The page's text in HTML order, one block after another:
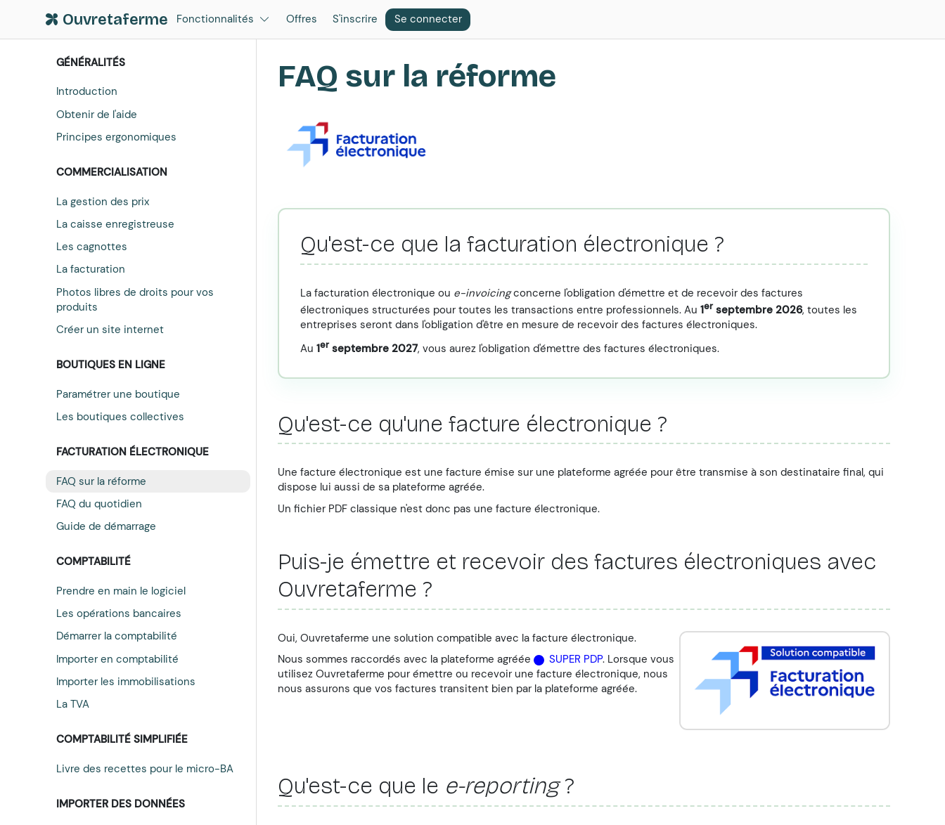
Ouvretaferme Fonctionnalités Offres S'inscrire Se connecter
GÉNÉRALITÉS
Introduction
Obtenir de l'aide
Principes ergonomiques
COMMERCIALISATION
La gestion des prix
La caisse enregistreuse
Les cagnottes
La facturation
Photos libres de droits pour vos
produits
Créer un site internet
BOUTIQUES EN LIGNE
Paramétrer une boutique
Les boutiques collectives
FACTURATION ÉLECTRONIQUE
FAQ sur la réforme
FAQ du quotidien
Guide de démarrage
COMPTABILITÉ
Prendre en main le logiciel
Les opérations bancaires
Démarrer la comptabilité
Importer en comptabilité
Importer les immobilisations
La TVA
COMPTABILITÉ SIMPLIFIÉE
Livre des recettes pour le micro-BA
IMPORTER DES DONNÉES
FAQ sur la réforme
Qu'est-ce que la facturation électronique ?
La facturation électronique ou e-invoicingconcerne l'obligation d'émettre et de recevoir des factures
électroniques structurées pour toutes les transactions entre professionnels. Au 1erseptembre 2026, toutes les
entreprises seront dans l'obligation d'être en mesure de recevoir des factures électroniques.
Au 1erseptembre 2027, vous aurez l'obligation d'émettre des factures électroniques.
Qu'est-ce qu'une facture électronique ?
Une facture électronique est une facture émise sur une plateforme agréée pour être transmise à son destinataire final, qui
dispose lui aussi de sa plateforme agréée.
Un fichier PDF classique n'est donc pas une facture électronique.
Puis-je émettre et recevoir des factures électroniques avec
Ouvretaferme ?
Oui, Ouvretaferme une solution compatible avec la facture électronique.
Nous sommes raccordés avec la plateforme agréée
SUPER PDP. Lorsque vous
utilisez Ouvretaferme pour émettre ou recevoir une facture électronique, nous
nous assurons que vos factures transitent bien par la plateforme agréée.
Qu'est-ce que le e-reporting?